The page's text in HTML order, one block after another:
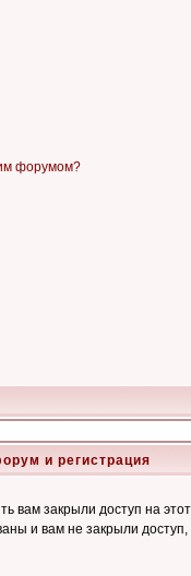
форумом?
и регистрация
закрыли доступ на
и вам не закрыли